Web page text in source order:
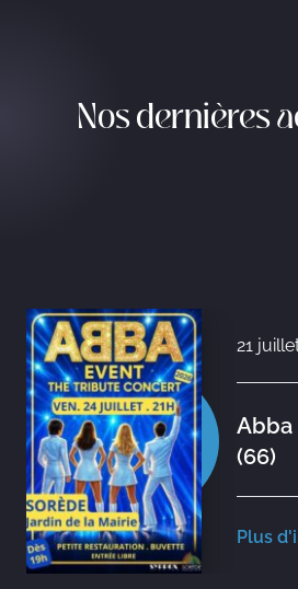
Nos dernières
21
Abba
(66)
Plus